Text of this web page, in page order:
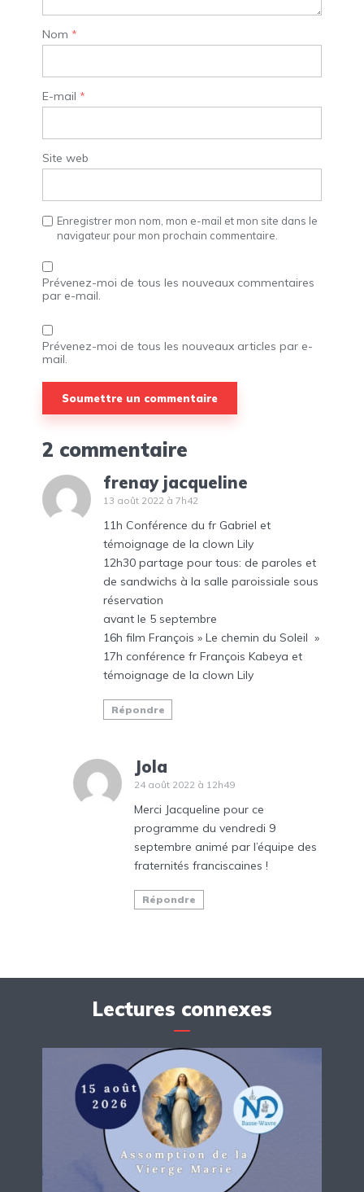
Nom *
E-mail *
Site web
Enregistrer mon nom, mon e-mail et mon site dans le
navigateur pour mon prochain commentaire.
Prévenez-moi de tous les nouveaux commentaires
par e-mail.
Prévenez-moi de tous les nouveaux articles par e-
mail.
2 commentaire
frenay jacqueline
13 août 2022 à 7h42
11h Conférence du fr Gabriel et
témoignage de la clown Lily
12h30 partage pour tous: de paroles et
de sandwichs à la salle paroissiale sous
réservation
avant le 5 septembre
16h film François » Le chemin du Soleil »
17h conférence fr François Kabeya et
témoignage de la clown Lily
Répondre
Jola
24 août 2022 à 12h49
Merci Jacqueline pour ce
programme du vendredi 9
septembre animé par l’équipe des
fraternités franciscaines !
Répondre
Lectures connexes